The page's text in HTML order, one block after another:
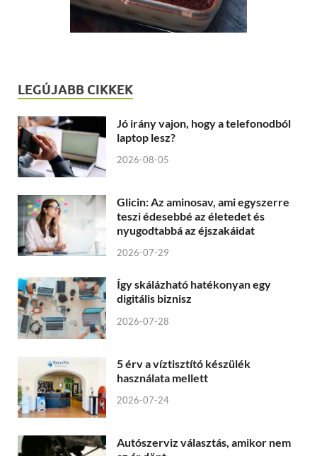
LEGÚJABB CIKKEK
Jó irány vajon, hogy a telefonodból
laptop lesz?
2026-08-05
Glicin: Az aminosav, ami egyszerre
teszi édesebbé az életedet és
nyugodtabbá az éjszakáidat
2026-07-29
Így skálázható hatékonyan egy
digitális biznisz
2026-07-28
5 érv a víztisztító készülék
használata mellett
2026-07-24
Autószerviz választás, amikor nem